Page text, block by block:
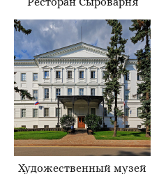
Художественный музей